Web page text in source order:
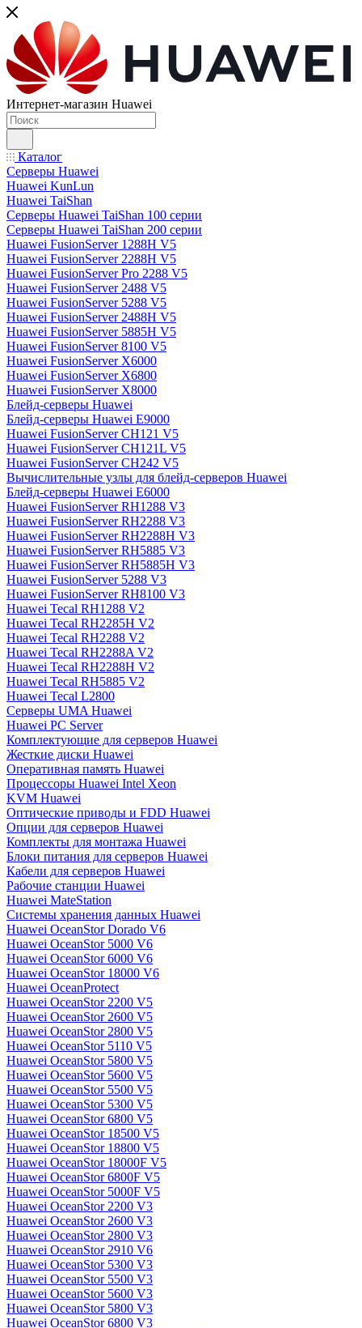
Интернет-магазин Huawei
Каталог
Серверы Huawei
Huawei KunLun
Huawei TaiShan
Серверы Huawei TaiShan 100 серии
Серверы Huawei TaiShan 200 серии
Huawei FusionServer 1288H V5
Huawei FusionServer 2288H V5
Huawei FusionServer Pro 2288 V5
Huawei FusionServer 2488 V5
Huawei FusionServer 5288 V5
Huawei FusionServer 2488H V5
Huawei FusionServer 5885H V5
Huawei FusionServer 8100 V5
Huawei FusionServer X6000
Huawei FusionServer X6800
Huawei FusionServer X8000
Блейд-серверы Huawei
Блейд-серверы Huawei E9000
Huawei FusionServer CH121 V5
Huawei FusionServer CH121L V5
Huawei FusionServer CH242 V5
Вычислительные узлы для блейд-серверов Huawei
Блейд-серверы Huawei E6000
Huawei FusionServer RH1288 V3
Huawei FusionServer RH2288 V3
Huawei FusionServer RH2288H V3
Huawei FusionServer RH5885 V3
Huawei FusionServer RH5885H V3
Huawei FusionServer 5288 V3
Huawei FusionServer RH8100 V3
Huawei Tecal RH1288 V2
Huawei Tecal RH2285H V2
Huawei Tecal RH2288 V2
Huawei Tecal RH2288A V2
Huawei Tecal RH2288H V2
Huawei Tecal RH5885 V2
Huawei Tecal L2800
Серверы UMA Huawei
Huawei PC Server
Комплектующие для серверов Huawei
Жесткие диски Huawei
Оперативная память Huawei
Процессоры Huawei Intel Xeon
KVM Huawei
Оптические приводы и FDD Huawei
Опции для серверов Huawei
Комплекты для монтажа Huawei
Блоки питания для серверов Huawei
Кабели для серверов Huawei
Рабочие станции Huawei
Huawei MateStation
Системы хранения данных Huawei
Huawei OceanStor Dorado V6
Huawei OceanStor 5000 V6
Huawei OceanStor 6000 V6
Huawei OceanStor 18000 V6
Huawei OceanProtect
Huawei OceanStor 2200 V5
Huawei OceanStor 2600 V5
Huawei OceanStor 2800 V5
Huawei OceanStor 5110 V5
Huawei OceanStor 5800 V5
Huawei OceanStor 5600 V5
Huawei OceanStor 5500 V5
Huawei OceanStor 5300 V5
Huawei OceanStor 6800 V5
Huawei OceanStor 18500 V5
Huawei OceanStor 18800 V5
Huawei OceanStor 18000F V5
Huawei OceanStor 6800F V5
Huawei OceanStor 5000F V5
Huawei OceanStor 2200 V3
Huawei OceanStor 2600 V3
Huawei OceanStor 2800 V3
Huawei OceanStor 2910 V6
Huawei OceanStor 5300 V3
Huawei OceanStor 5500 V3
Huawei OceanStor 5600 V3
Huawei OceanStor 5800 V3
Huawei OceanStor 6800 V3